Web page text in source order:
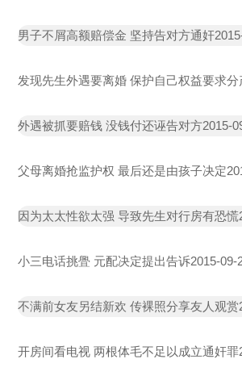
男子不屑高额赔偿金 坚持告对方通奸
发现先生外遇要离婚 保护自己权益要求分
外遇被抓要赔钱 没钱付还诬告对方2015-
父母离婚抢监护权 最后还是由孩子决定
因为太太性欲太强 导致先生对行房有恐慌
小三电话挑舋 元配决定提出告诉2015-09-
不满前女友另结新欢 传裸照分享友人观赏
开房间看电视 两根体毛不足以成立通奸罪